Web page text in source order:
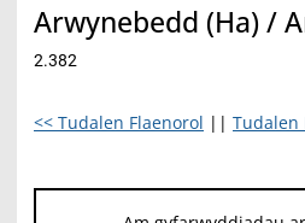
Arwynebedd (Ha) /
2.382
<< Tudalen Flaenorol || Tudalen